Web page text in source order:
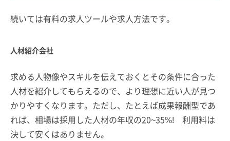
続いては有料の求人ツールや求人方法です。
人材紹介会社
求める人物像やスキルを伝えておくとその条件に合った
人材を紹介してもらえるので、より理想に近い人が見つ
かりやすくなります。ただし、たとえば成果報酬型であ
れば、相場は採用した人材の年収の20~35%! 利用料は
決して安くはありません。